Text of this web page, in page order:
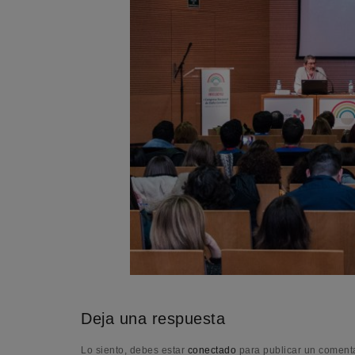
Deja una respuesta
Lo siento, debes estar conectado para publicar un